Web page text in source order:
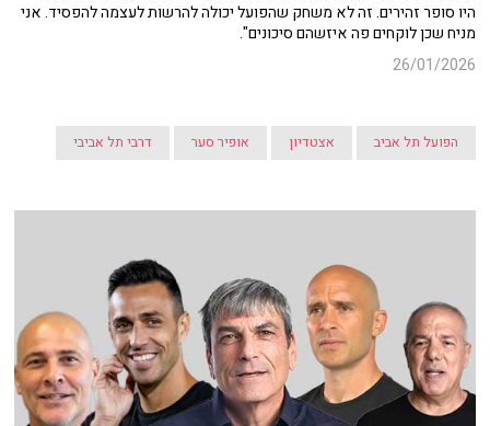
היו סופר זהירים. זה לא משחק שהפועל יכולה להרשות לעצמה להפסיד. אני
מניח שכן לוקחים פה איזשהם סיכונים".
26/01/2026
הפועל תל אביב אצטדיון אופיר סער דרבי תל אביבי